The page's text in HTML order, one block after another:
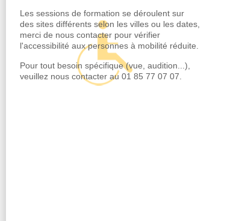
Les sessions de formation se déroulent sur
des sites différents selon les villes ou les dates,
merci de nous contacter pour vérifier
l'accessibilité aux personnes à mobilité réduite.
Pour tout besoin spécifique (vue, audition...),
veuillez nous contacter au 01 85 77 07 07.